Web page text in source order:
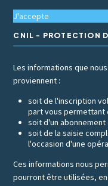
J'accepte
CNIL - PROTECTION
Les informations que
proviennent :
soit de l'inscription
part vous
soit d'un
soit de la saisie
l'occasion d'une
Ces informations nous
pourront être utilisées,